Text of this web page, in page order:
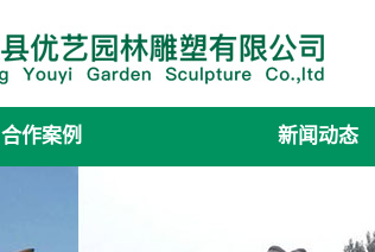
合作案例 新闻动态